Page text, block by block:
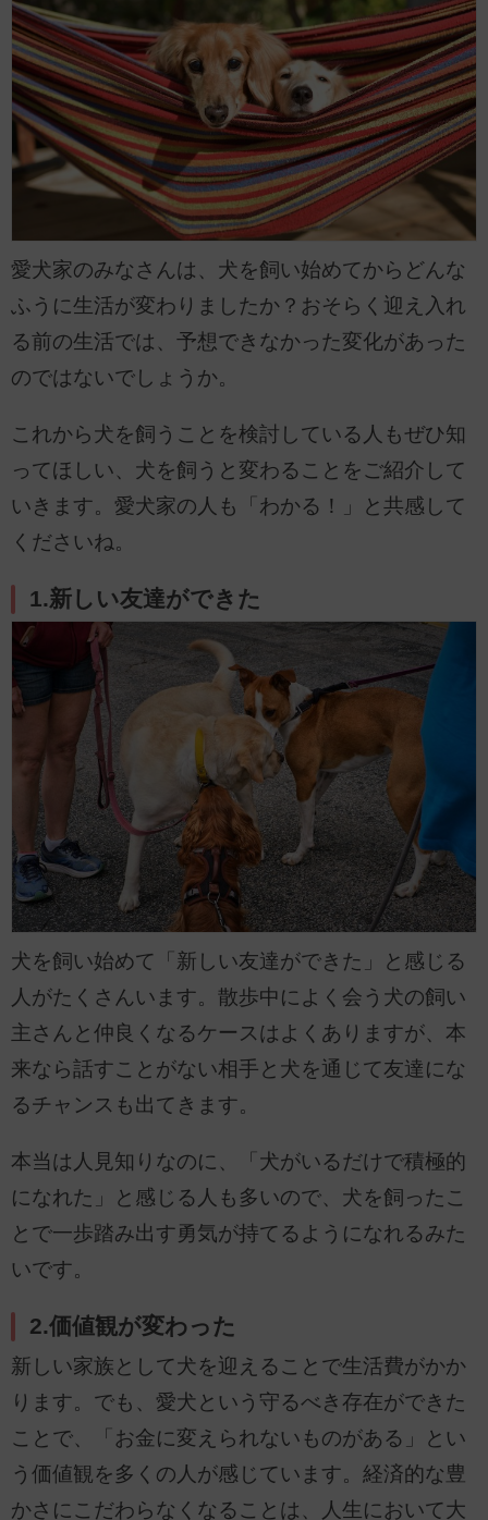
愛犬家のみなさんは、犬を飼い始めてからどんな
ふうに生活が変わりましたか？おそらく迎え入れ
る前の生活では、予想できなかった変化があった
のではないでしょうか。
これから犬を飼うことを検討している人もぜひ知
ってほしい、犬を飼うと変わることをご紹介して
いきます。愛犬家の人も「わかる！」と共感して
くださいね。
1.新しい友達ができた
犬を飼い始めて「新しい友達ができた」と感じる
人がたくさんいます。散歩中によく会う犬の飼い
主さんと仲良くなるケースはよくありますが、本
来なら話すことがない相手と犬を通じて友達にな
るチャンスも出てきます。
本当は人見知りなのに、「犬がいるだけで積極的
になれた」と感じる人も多いので、犬を飼ったこ
とで一歩踏み出す勇気が持てるようになれるみた
いです。
2.価値観が変わった
新しい家族として犬を迎えることで生活費がかか
ります。でも、愛犬という守るべき存在ができた
ことで、「お金に変えられないものがある」とい
う価値観を多くの人が感じています。経済的な豊
かさにこだわらなくなることは、人生において大